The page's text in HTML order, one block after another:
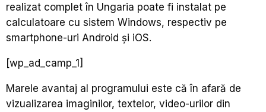
realizat complet în Ungaria poate fi instalat pe
calculatoare cu sistem Windows, respectiv pe
smartphone-uri Android și iOS.
[wp_ad_camp_1]
Marele avantaj al programului este că în afară de
vizualizarea imaginilor, textelor, video-urilor din